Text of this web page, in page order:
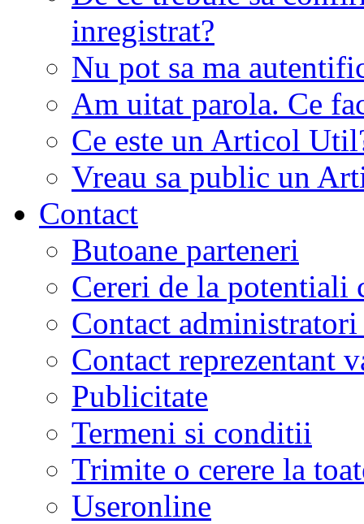
inregistrat?
Nu pot sa ma
Am uitat parola. Ce
Ce este un Articol
Vreau sa public un
Contact
Butoane parteneri
Cereri de la potentiali
Contact
Contact reprezentant
Publicitate
Termeni si conditii
Trimite o cerere la
Useronline